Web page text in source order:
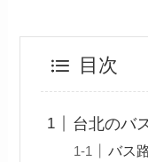
目次
台北のバ
バス